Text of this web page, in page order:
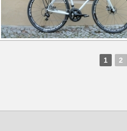
1 2